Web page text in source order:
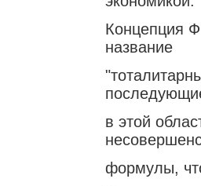
Концепция
название
в этой
формулы,